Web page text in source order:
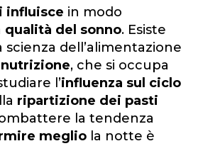
influisce in modo
qualità del sonno. Esiste
dell’alimentazione
, che si occupa
l’influenza sul ciclo
ripartizione dei pasti
la tendenza
meglio la notte è